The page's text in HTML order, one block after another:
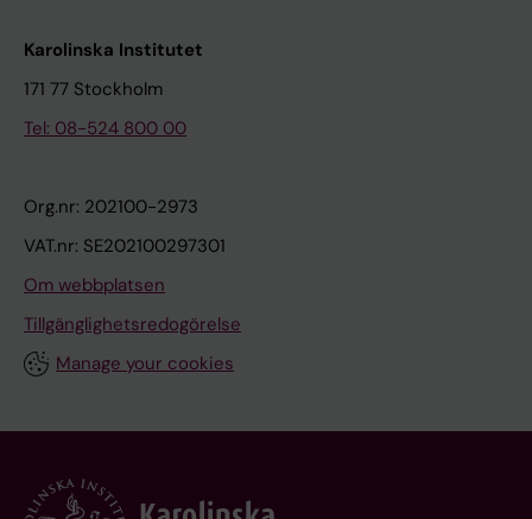
Karolinska Institutet
171 77 Stockholm
Tel: 08-524 800 00
Org.nr: 202100-2973
VAT.nr: SE202100297301
Om webbplatsen
Tillgänglighetsredogörelse
Manage your cookies